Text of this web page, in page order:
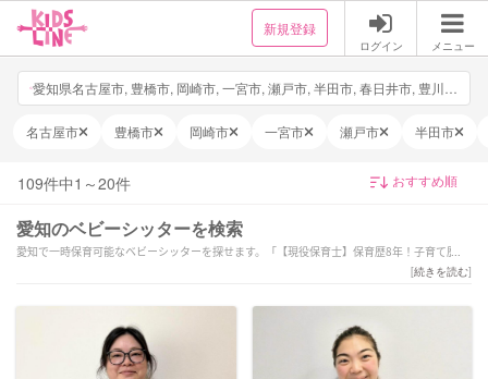
新規登録
ログイン メニュー
名古屋市 豊橋市 岡崎市 一宮市 瀬戸市 半田市
109件中1 ～20件
愛知のベビーシッターを検索
愛知で一時保育可能なベビーシッターを探せます。「【現役保育士】保育歴8年！子育て歴12
年！寄り添ったサポートを目指します。」「\平日、休日、送迎対応可能です◎/お子様と保護
ートいたします★」などの強みを持つシッターが対応いたします。愛知の当日の予約や緊急
時、夜間や深夜早朝などの一時保育も可能です。1時間だけの短時間のシッター利用から保育
園へのお迎え・送迎、病児保育や病後児の保育もお任せください。ご予算や依頼内容に合わ
せてサポーターが選べます。新生児(0歳)や乳児などの赤ちゃんから小学生以上のお子様まで
[続きを読む]